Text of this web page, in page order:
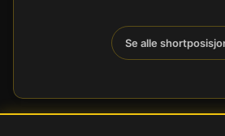
Se alle